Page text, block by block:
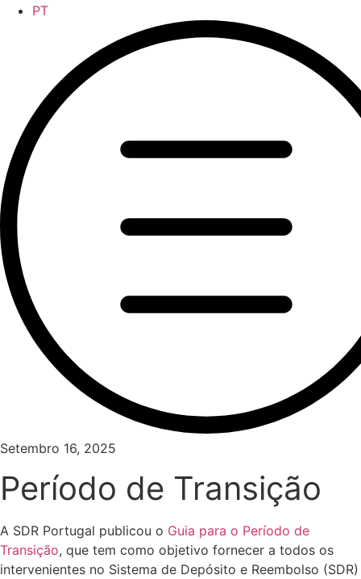
PT
Setembro 16, 2025
Período de Transição
A SDR Portugal publicou o Guia para o Período de
Transição, que tem como objetivo fornecer a todos os
intervenientes no Sistema de Depósito e Reembolso (SDR)